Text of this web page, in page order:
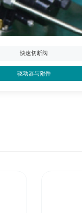
快速切断阀
驱动器与附件